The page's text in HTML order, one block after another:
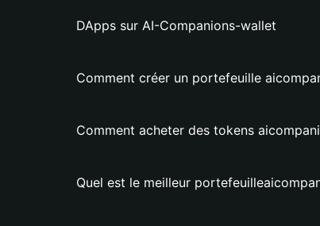
DApps sur AI-Companions-wallet
Comment créer un portefeuille
Comment acheter des tokens
Quel est le meilleur